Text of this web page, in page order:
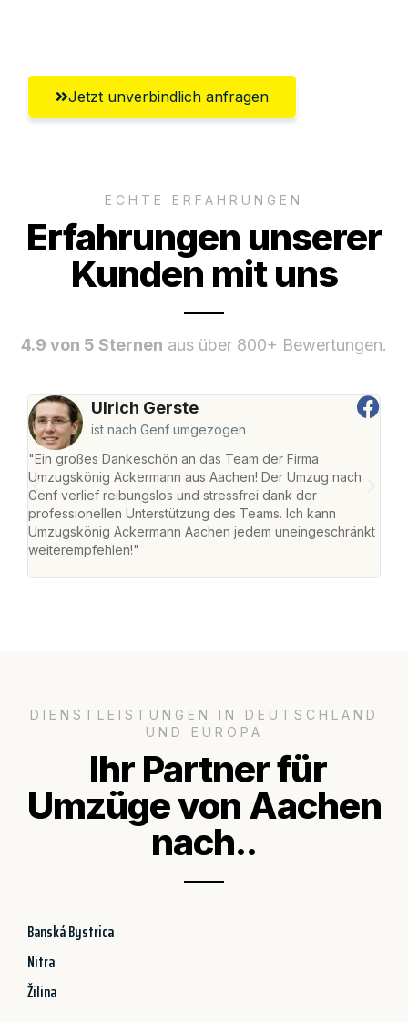
Jetzt unverbindlich anfragen
ECHTE ERFAHRUNGEN
Erfahrungen unserer
Kunden mit uns
4.9 von 5 Sternen aus über 800+ Bewertungen.
Ulrich Gerste
ist nach Genf umgezogen
"Ein großes Dankeschön an das Team der Firma
Umzugskönig Ackermann aus Aachen! Der Umzug nach
Genf verlief reibungslos und stressfrei dank der
professionellen Unterstützung des Teams. Ich kann
Umzugskönig Ackermann Aachen jedem uneingeschränkt
weiterempfehlen!"
DIENSTLEISTUNGEN IN DEUTSCHLAND
UND EUROPA
Ihr Partner für
Umzüge von Aachen
nach..
Banská Bystrica
Nitra
Žilina